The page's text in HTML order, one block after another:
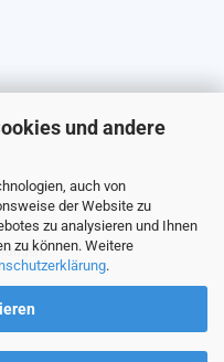
und andere
auch von
der Website zu
zu analysieren und Ihnen
zu können. Weitere
.